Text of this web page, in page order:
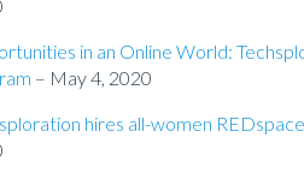
in an Online World:
– May 4, 2020
hires all-women